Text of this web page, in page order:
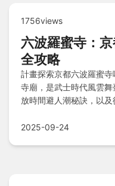
1756views
六波羅蜜寺：
全攻略
計畫探索京都六波羅蜜
寺廟，是武士時代風雲
放時間避人潮秘訣，以
禮，還有平價到精品住
2025-09-24